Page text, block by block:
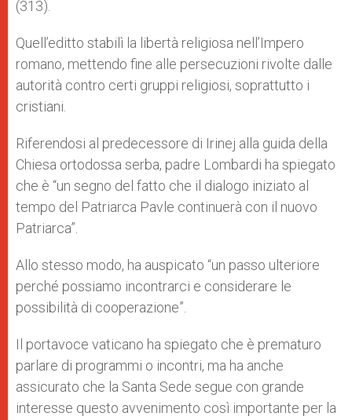
(313).
Quell’editto stabilì la libertà religiosa nell’Impero
romano, mettendo fine alle persecuzioni rivolte dalle
autorità contro certi gruppi religiosi, soprattutto i
cristiani.
Riferendosi al predecessore di Irinej alla guida della
Chiesa ortodossa serba, padre Lombardi ha spiegato
che è “un segno del fatto che il dialogo iniziato al
tempo del Patriarca Pavle continuerà con il nuovo
Patriarca”.
Allo stesso modo, ha auspicato “un passo ulteriore
perché possiamo incontrarci e considerare le
possibilità di cooperazione”.
Il portavoce vaticano ha spiegato che è prematuro
parlare di programmi o incontri, ma ha anche
assicurato che la Santa Sede segue con grande
interesse questo avvenimento così importante per la